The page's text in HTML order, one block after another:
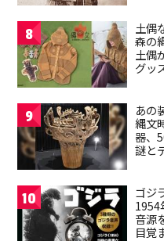
8
土偶
森の
土偶
グッ
9
あの
縄文
器、
謎と
10
ゴジ
1954
音源
目覚